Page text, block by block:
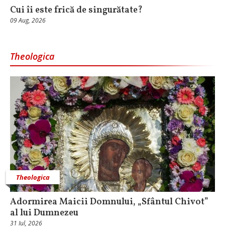
Cui îi este frică de singurătate?
09 Aug, 2026
Theologica
Theologica
Adormirea Maicii Domnului, „Sfântul Chivot”
al lui Dumnezeu
31 Iul, 2026